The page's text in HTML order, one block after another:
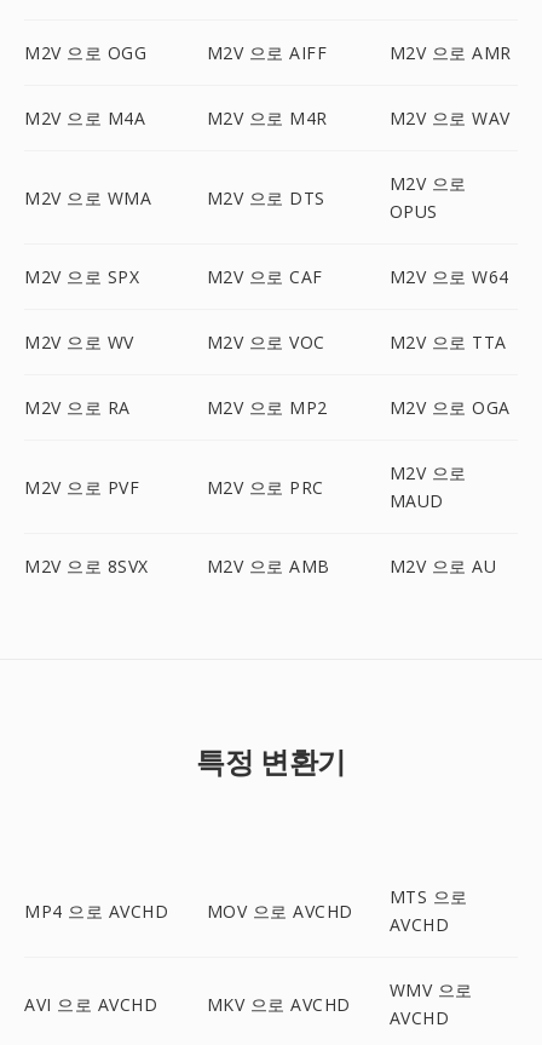
M2V 으로 OGG M2V 으로 AIFF M2V 으로 AMR
M2V 으로 M4A M2V 으로 M4R M2V 으로 WAV
M2V 으로 WMA M2V 으로 DTS
M2V 으로
OPUS
M2V 으로 SPX M2V 으로 CAF M2V 으로 W64
M2V 으로 WV M2V 으로 VOC M2V 으로 TTA
M2V 으로 RA M2V 으로 MP2 M2V 으로 OGA
M2V 으로 PVF M2V 으로 PRC
M2V 으로
MAUD
M2V 으로 8SVX M2V 으로 AMB M2V 으로 AU
특정 변환기
MP4 으로 AVCHD MOV 으로 AVCHD
MTS 으로
AVCHD
AVI 으로 AVCHD MKV 으로 AVCHD
WMV 으로
AVCHD